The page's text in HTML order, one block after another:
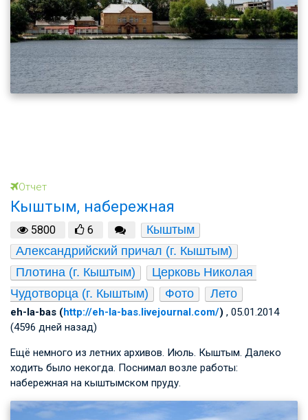
Отчет
Кыштым, набережная
5800 6
Кыштым
Александрийский причал (г. Кыштым)
Плотина (г. Кыштым)
Церковь Николая
Чудотворца (г. Кыштым)
Фото Лето
eh-la-bas (http://eh-la-bas.livejournal.com/) , 05.01.2014
(4596 дней назад)
Ещё немного из летних архивов. Июль. Кыштым. Далеко
ходить было некогда. Поснимал возле работы:
набережная на кыштымском пруду.